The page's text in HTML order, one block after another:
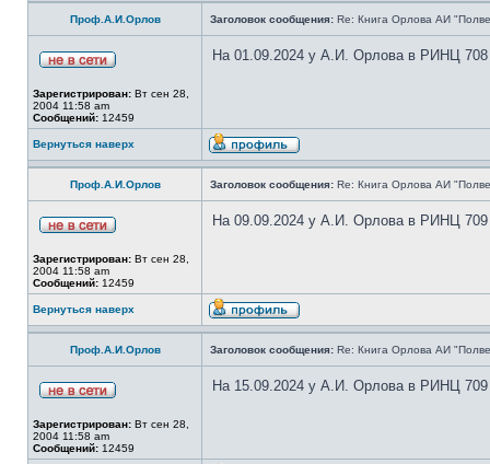
Проф.А.И.Орлов Заголовок сообщения: Re: Книга Орлова АИ
Зарегистрирован: Вт сен 28,
2004 11:58 am
Сообщений: 12459
На 01.09.2024 у А.И. Орлова в РИНЦ 708
Вернуться наверх
Проф.А.И.Орлов Заголовок сообщения: Re: Книга Орлова АИ
Зарегистрирован: Вт сен 28,
2004 11:58 am
Сообщений: 12459
На 09.09.2024 у А.И. Орлова в РИНЦ 709
Вернуться наверх
Проф.А.И.Орлов Заголовок сообщения: Re: Книга Орлова АИ
Зарегистрирован: Вт сен 28,
2004 11:58 am
Сообщений: 12459
На 15.09.2024 у А.И. Орлова в РИНЦ 709